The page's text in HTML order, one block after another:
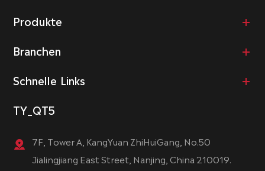
Produkte
Branchen
Schnelle Links
TY_QT5
7F, Tower A, KangYuan ZhiHuiGang, No.50
Jialingjiang East Street, Nanjing, China 210019.